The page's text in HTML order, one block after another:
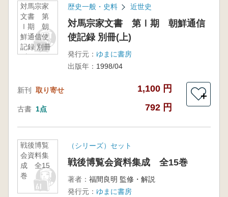
対馬宗家
文書 第
Ⅰ期 朝
鮮通信使
記録 別冊
(上)
歴史一般・史料 近世史
対馬宗家文書 第Ⅰ期 朝鮮通信
使記録 別冊(上)
発行元： ゆまに書房
出版年： 1998/04
新刊 取り寄せ 1,100 円
古書 1点 792 円
＋
戦後博覧
会資料集
成 全15
巻
（シリーズ）セット
戦後博覧会資料集成 全15巻
著者： 福間良明 監修・解説
発行元： ゆまに書房